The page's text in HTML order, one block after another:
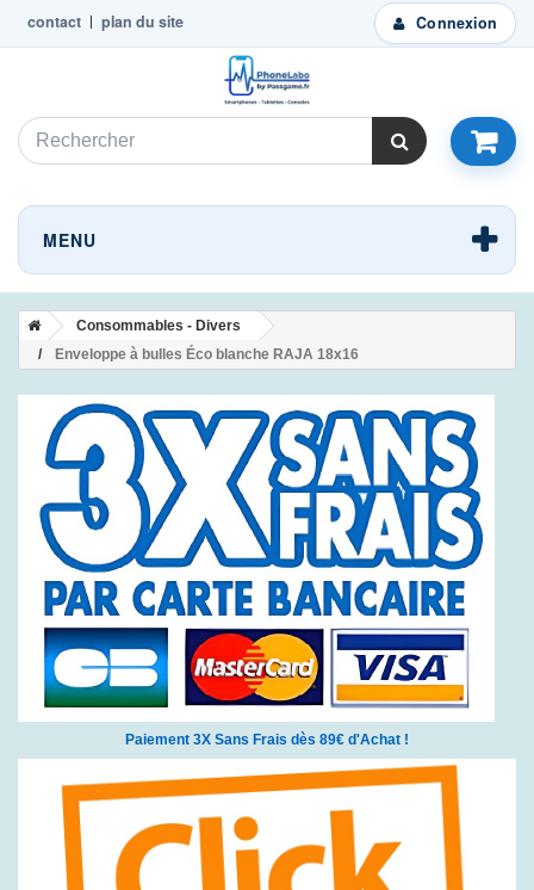
Connexion
contact plan du site
MENU
Consommables - Divers
Enveloppe à bulles Éco blanche RAJA 18x16
Paiement 3X Sans Frais dès 89€ d'Achat !